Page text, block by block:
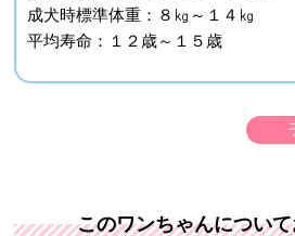
成犬時標準体重：８㎏～１４㎏
平均寿命：１２歳～１５歳
このワンちゃんについ